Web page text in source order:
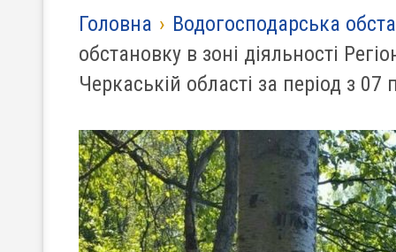
Головна › Водогосподарська
обстановку в зоні діяльності
Черкаській області за період з